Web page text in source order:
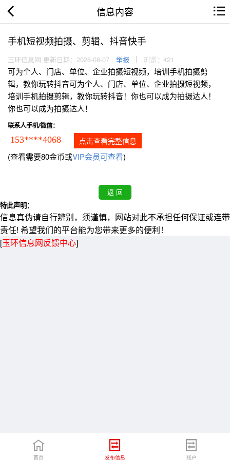
信息内容
手机短视频拍摄、剪辑、抖音快手
玉环信息网 更新日期：2026-08-07 举报 浏览：421
可为个人、门店、单位、企业拍摄短视频，培训手机拍摄剪
辑，教你玩转抖音可为个人、门店、单位、企业拍摄短视频，
培训手机拍摄剪辑，教你玩转抖音！你也可以成为拍摄达人！
你也可以成为拍摄达人！
联系人手机/微信：
153****4068 点击查看完整信息
(查看需要80金币或VIP会员可查看)
特此声明：
信息真伪请自行辨别，须谨慎，网站对此不承担任何保证或连带
责任! 希望我们的平台能为您带来更多的便利！
[玉环信息网反馈中心]
首页 发布信息 账户